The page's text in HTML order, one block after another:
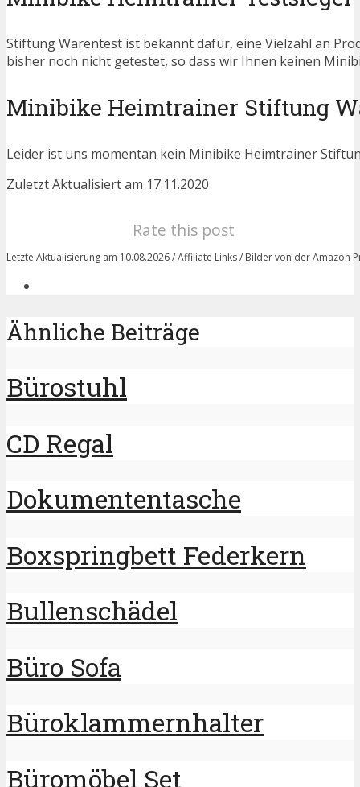
Stiftung Warentest ist bekannt dafür, eine Vielzahl an
bisher noch nicht getestet, so dass wir Ihnen keinen
Minibike Heimtrainer Stiftung
Leider ist uns momentan kein Minibike Heimtrainer
Zuletzt Aktualisiert am 17.11.2020
Rate this post
Letzte Aktualisierung am 10.08.2026 / Affiliate Links / Bilder von der Amazon
Ähnliche Beiträge
Bürostuhl
CD Regal
Dokumententasche
Boxspringbett Federkern
Bullenschädel
Büro Sofa
Büroklammernhalter
Büromöbel Set